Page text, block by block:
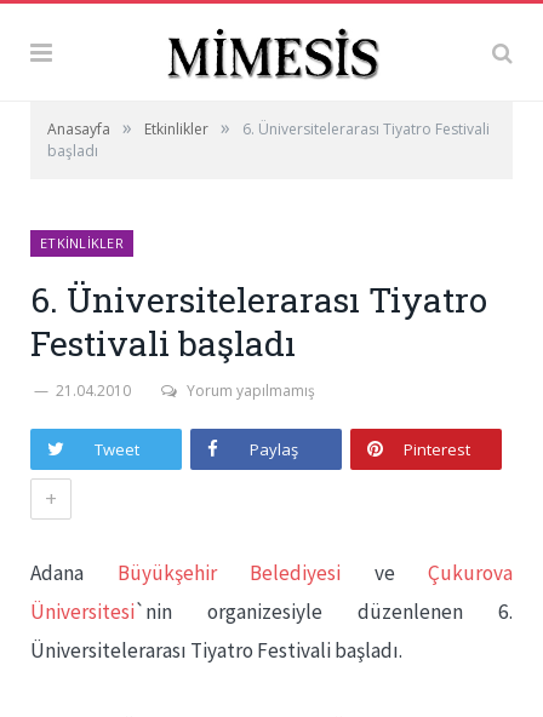
Anasayfa » Etkinlikler »
6. Üniversitelerarası Tiyatro Festivali
başladı
ETKINLIKLER
6. Üniversitelerarası Tiyatro
Festivali başladı
21.04.2010 Yorum yapılmamış
Tweet Paylaş Pinterest
+
Adana Büyükşehir Belediyesi ve Çukurova
Üniversitesi`nin organizesiyle düzenlenen 6.
Üniversitelerarası Tiyatro Festivali başladı.